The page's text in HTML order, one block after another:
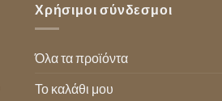
Χρήσιμοι σύνδεσμοι
Όλα τα προϊόντα
Το καλάθι μου